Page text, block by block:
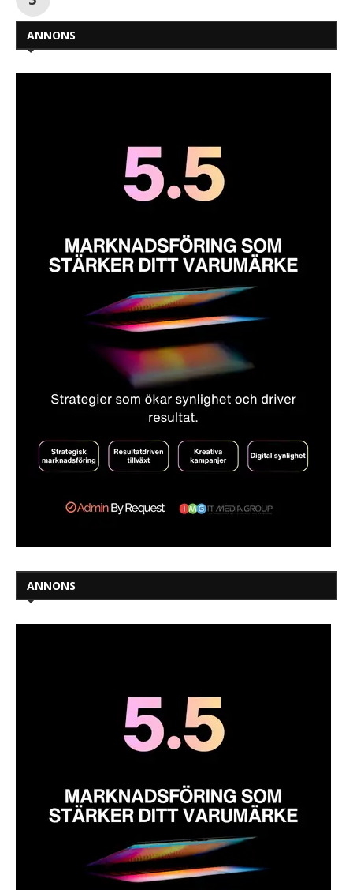
ANNONS
ANNONS